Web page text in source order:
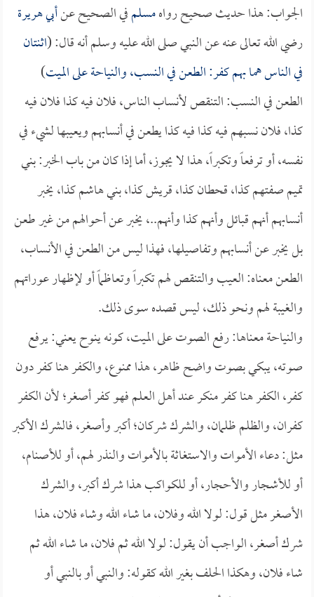
الجواب: هذا حديث صحيح رواهمسلمفي الصحيح عنأبي هريرة
رضي الله تعالى عنه عن النبي صلى الله عليه وسلم أنه قال: (اثنتان
في الناس هما بهم كفر: الطعن في النسب، والنياحة على الميت)
الطعن في النسب: التنقص لأنساب الناس، فلان فيه كذا فلان فيه
كذا، فلان نسبهم فيه كذا فيه كذا يطعن في أنسابهم ويعيبها لشيء في
نفسه، أو ترفعاً وتكبراً، هذا لا يجوز، أما إذا كان من باب الخبر: بني
تميم صفتهم كذا، قحطان كذا، قريش كذا، بني هاشم كذا، يخبر
أنسابهم أنهم قبائل وأنهم كذا وأنهم..، يخبر عن أحوالهم من غير طعن
بل يخبر عن أنسابهم وتفاصيلها، فهذا ليس من الطعن في الأنساب،
الطعن معناه: العيب والتنقص لهم تكبراً وتعاظماً أو لإظهار عوراتهم
والغيبة لهم ونحو ذلك، ليس قصده سوى ذلك.
والنياحة معناها: رفع الصوت على الميت، كونه ينوح يعني: يرفع
صوته، يبكي بصوت واضح ظاهر، هذا ممنوع، والكفر هنا كفر دون
كفر، الكفر هنا كفر منكر عند أهل العلم فهو كفر أصغر؛ لأن الكفر
كفران، والظلم ظلمان، والشرك شركان؛ أكبر وأصغر، فالشرك الأكبر
مثل: دعاء الأموات والاستغاثة بالأموات والنذر لهم، أو للأصنام،
أو للأشجار والأحجار، أو للكواكب هذا شرك أكبر، والشرك
الأصغر مثل قول: لولا الله وفلان، ما شاء الله وشاء فلان، هذا
شرك أصغر، الواجب أن يقول: لولا الله ثم فلان، ما شاء الله ثم
شاء فلان، وهكذا الحلف بغير الله كقوله: والنبي أو بالنبي أو